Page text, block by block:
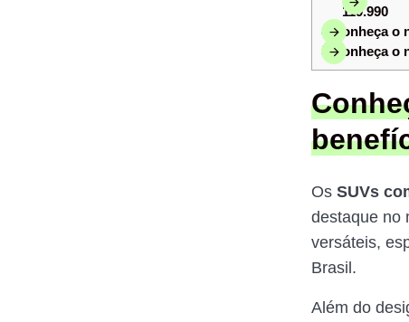
119.990
4 Conheça o
5 Conheça o
Os SUVs
destaque no
versáteis,
Brasil.
Além do